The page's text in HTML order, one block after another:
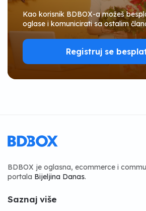
Kao korisnik BDBOX-a možeš
oglase i komunicirati sa ostalim
Registruj se
BDBOX je oglasna, ecommerce i
portala Bijeljina Danas.
Saznaj više